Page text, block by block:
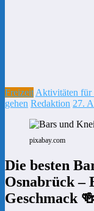
Freizeit Aktivitäten für
gehen Redaktion 27.
pixabay.com
Die besten
Osnabrück –
Geschmack